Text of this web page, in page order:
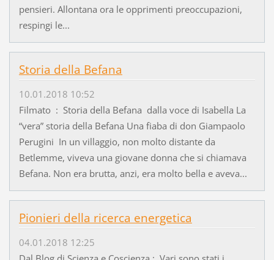
pensieri. Allontana ora le opprimenti preoccupazioni,
respingi le...
Storia della Befana
10.01.2018 10:52
Filmato : Storia della Befana dalla voce di Isabella La
“vera” storia della Befana Una fiaba di don Giampaolo
Perugini In un villaggio, non molto distante da
Betlemme, viveva una giovane donna che si chiamava
Befana. Non era brutta, anzi, era molto bella e aveva...
Pionieri della ricerca energetica
04.01.2018 12:25